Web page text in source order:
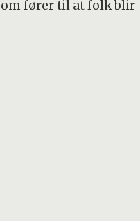
fører til at folk blir